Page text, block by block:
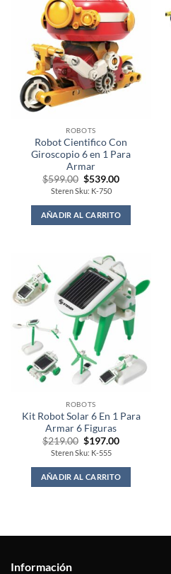
ROBOTS
Robot Cientifico Con
Giroscopio 6 en 1 Para
Armar
$599.00 Original
price
was:
$599.00.
$539.00Current
$539.00.
Steren Sku: K-750
AÑADIR AL CARRITO
ROBOTS
Kit Robot Solar 6 En 1 Para
Armar 6 Figuras
$219.00 Original
price
was:
$219.00.
$197.00Current
$197.00.
Steren Sku: K-555
AÑADIR AL CARRITO
Información